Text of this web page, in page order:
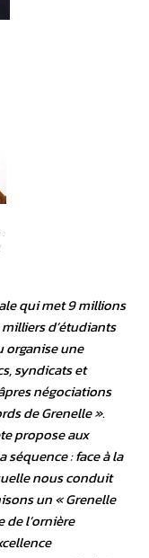
qui met 9 millions
d’étudiants
organise une
syndicats et
négociations
de Grenelle ».
propose aux
séquence : face à la
nous conduit
un « Grenelle
de l’ornière